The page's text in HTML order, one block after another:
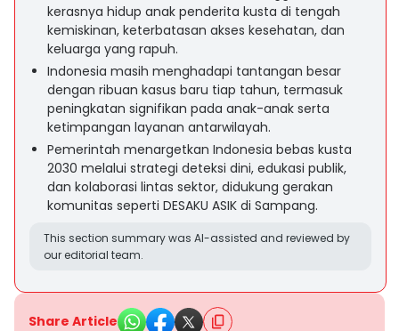
kerasnya hidup anak penderita kusta di tengah
kemiskinan, keterbatasan akses kesehatan, dan
keluarga yang rapuh.
Indonesia masih menghadapi tantangan besar
dengan ribuan kasus baru tiap tahun, termasuk
peningkatan signifikan pada anak-anak serta
ketimpangan layanan antarwilayah.
Pemerintah menargetkan Indonesia bebas kusta
2030 melalui strategi deteksi dini, edukasi publik,
dan kolaborasi lintas sektor, didukung gerakan
komunitas seperti DESAKU ASIK di Sampang.
This section summary was AI-assisted and reviewed by
our editorial team.
Share Article